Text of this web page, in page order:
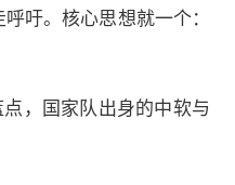
吁。核心思想就一个：
，国家队出身的中软与